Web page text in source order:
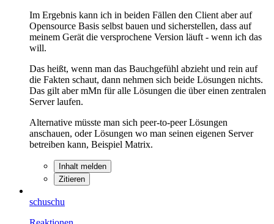
Im Ergebnis kann ich in beiden Fällen den Client aber auf
Opensource Basis selbst bauen und sicherstellen, dass auf
meinem Gerät die versprochene Version läuft - wenn ich das
will.
Das heißt, wenn man das Bauchgefühl abzieht und rein auf
die Fakten schaut, dann nehmen sich beide Lösungen nichts.
Das gilt aber mMn für alle Lösungen die über einen zentralen
Server laufen.
Alternative müsste man sich peer-to-peer Lösungen
anschauen, oder Lösungen wo man seinen eigenen Server
betreiben kann, Beispiel Matrix.
Inhalt melden
Zitieren
schuschu